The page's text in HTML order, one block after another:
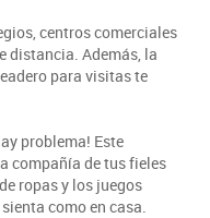
centros comerciales
distancia. Además, la
para visitas te
problema! Este
compañía de tus fieles
ropas y los juegos
como en casa.